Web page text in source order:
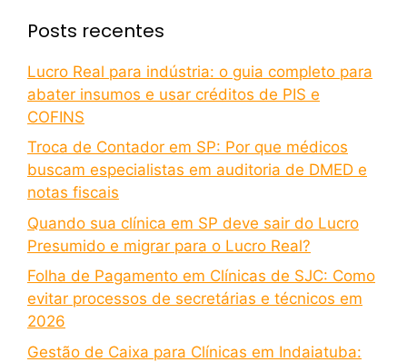
Posts recentes
Lucro Real para indústria: o guia completo para
abater insumos e usar créditos de PIS e
COFINS
Troca de Contador em SP: Por que médicos
buscam especialistas em auditoria de DMED e
notas fiscais
Quando sua clínica em SP deve sair do Lucro
Presumido e migrar para o Lucro Real?
Folha de Pagamento em Clínicas de SJC: Como
evitar processos de secretárias e técnicos em
2026
Gestão de Caixa para Clínicas em Indaiatuba: